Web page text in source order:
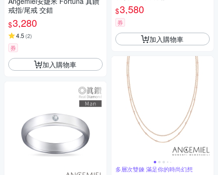
戒指/尾戒 交錯
$3,280
4.5 (2)
券
加入購物車
$3,580
券
加入購物車
多層次雙鍊 滿足你的時尚幻想